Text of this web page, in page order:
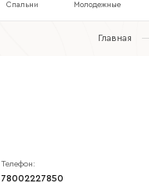
Спальни Молодежные
Главная
Телефон:
78002227850